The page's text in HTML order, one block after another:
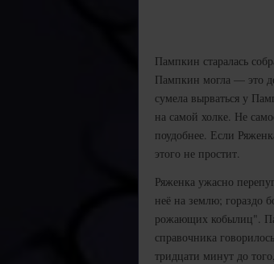
Пампкин старалась
Пампкин могла — это
сумела вырваться у
на самой холке. Не
поудобнее. Если
этого не простит.
Ряженка ужасно
неё на землю; гораздо
рожающих кобылиц".
справочника
тридцати минут до